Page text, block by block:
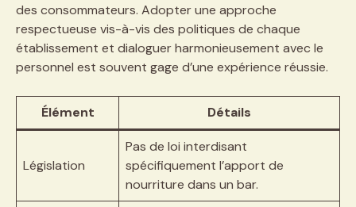
des consommateurs. Adopter une approche
respectueuse vis-à-vis des politiques de chaque
établissement et dialoguer harmonieusement avec le
personnel est souvent gage d’une expérience réussie.
Élément Détails
Législation
Pas de loi interdisant
spécifiquement l’apport de
nourriture dans un bar.